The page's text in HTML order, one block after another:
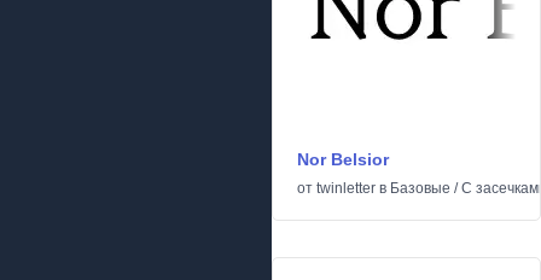
Nor Belsior
от twinletter в Базовые /С